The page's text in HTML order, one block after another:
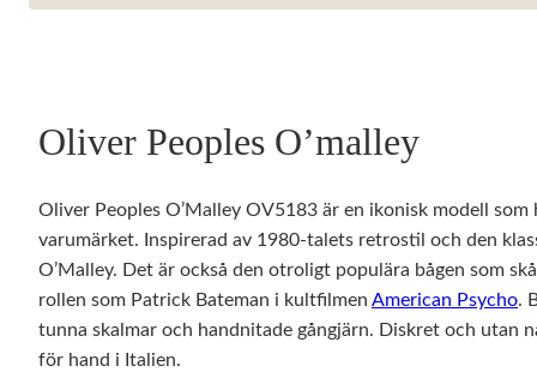
Oliver Peoples O’malley
Oliver Peoples O’Malley OV5183 är en ikonisk modell
varumärket. Inspirerad av 1980-talets retrostil och den
O’Malley. Det är också den otroligt populära bågen som
rollen som Patrick Bateman i kultfilmen American Psycho.
tunna skalmar och handnitade gångjärn. Diskret och utan
för hand i Italien.
personligt